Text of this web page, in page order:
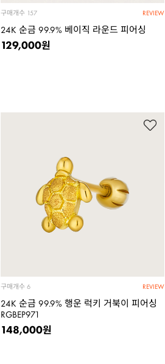
REVIEW
구매개수 157
24K 순금 99.9% 베이직 라운드 피어싱
129,000원
REVIEW
구매개수6
24K 순금 99.9% 행운 럭키 거북이 피어싱
RGBEP971
148,000원